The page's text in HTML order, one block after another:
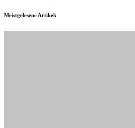
Meistgelesene Artikel: